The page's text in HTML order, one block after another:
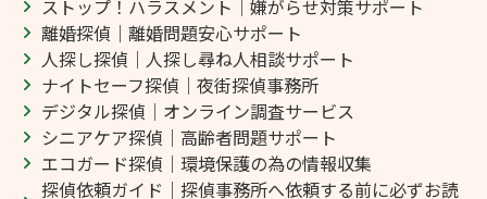
ストップ！ハラスメント｜嫌がらせ対策サポート
離婚探偵｜離婚問題安心サポート
人探し探偵｜人探し尋ね人相談サポート
ナイトセーフ探偵｜夜街探偵事務所
デジタル探偵｜オンライン調査サービス
シニアケア探偵｜高齢者問題サポート
エコガード探偵｜環境保護の為の情報収集
探偵依頼ガイド｜探偵事務所へ依頼する前に必ずお読